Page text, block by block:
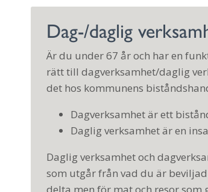
Dag-/daglig
Är du under 67 år och har en
rätt till dagverksamhet/daglig
det hos kommunens
Dagverksamhet är ett
Daglig verksamhet är en
Daglig verksamhet och
som utgår från vad du är